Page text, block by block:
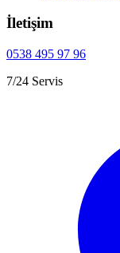
İletişim
0538 495 97 96
7/24 Servis